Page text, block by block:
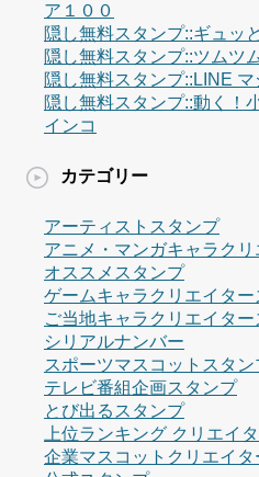
ア１００
隠し無料スタンプ::ギュッ
隠し無料スタンプ::ツムツ
隠し無料スタンプ::LINE マ
隠し無料スタンプ::動く！
インコ
カテゴリー
アーティストスタンプ
アニメ・マンガキャラク
オススメスタンプ
ゲームキャラクリエイタ
ご当地キャラクリエイター
シリアルナンバー
スポーツマスコットスタン
テレビ番組企画スタンプ
とび出るスタンプ
上位ランキング クリエイ
企業マスコットクリエイタ